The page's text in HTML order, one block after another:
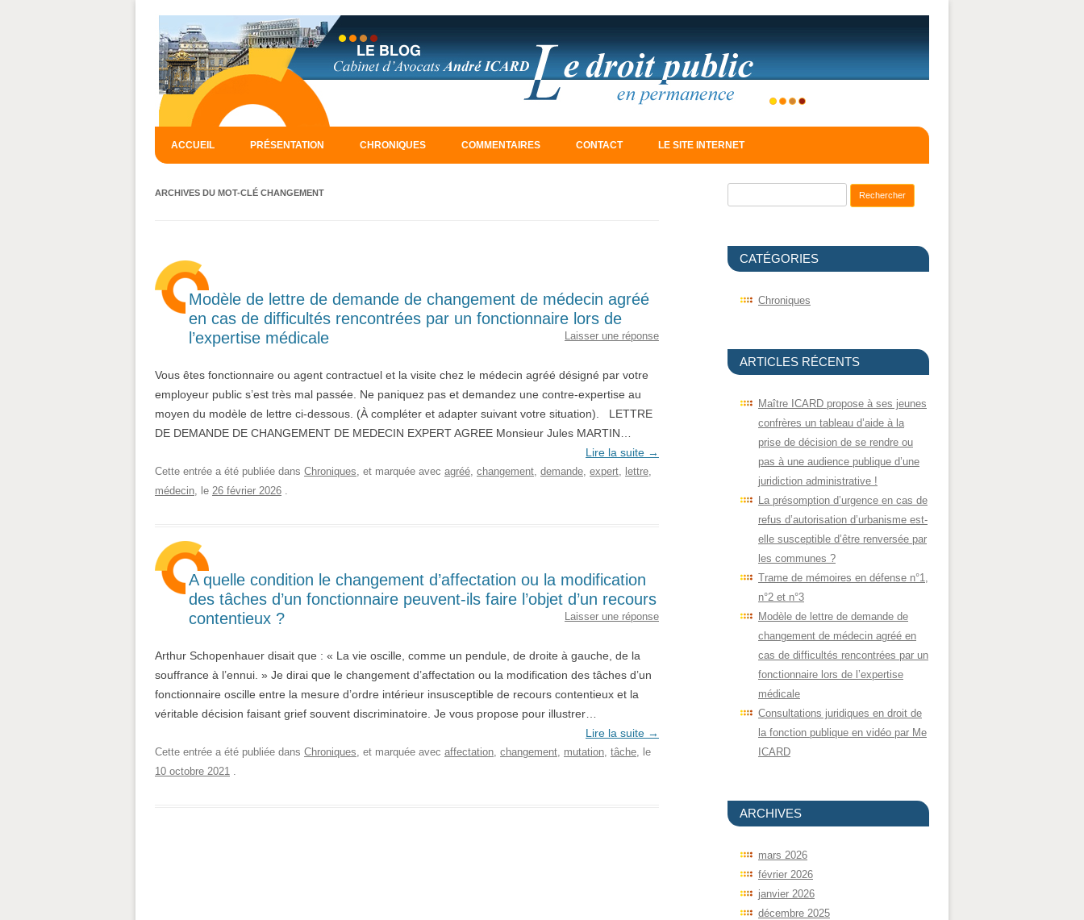
ACCUEIL PRÉSENTATION CHRONIQUES COMMENTAIRES CONTACT LE SITE INTERNET
ARCHIVES DU MOT-CLÉ CHANGEMENT
Modèle de lettre de demande de changement de médecin agréé
en cas de difficultés rencontrées par un fonctionnaire lors de
l’expertise médicale
Laisser une réponse
Vous êtes fonctionnaire ou agent contractuel et la visite chez le médecin agréé désigné par votre
employeur public s’est très mal passée. Ne paniquez pas et demandez une contre-expertise au
moyen du modèle de lettre ci-dessous. (À compléter et adapter suivant votre situation). LETTRE
DE DEMANDE DE CHANGEMENT DE MEDECIN EXPERT AGREE Monsieur Jules MARTIN…
Lire la suite →
Cette entrée a été publiée dans Chroniques, et marquée avec agréé, changement, demande, expert, lettre,
médecin, le 26 février 2026 .
A quelle condition le changement d’affectation ou la modification
des tâches d’un fonctionnaire peuvent-ils faire l’objet d’un recours
contentieux ?
Laisser une réponse
Arthur Schopenhauer disait que : « La vie oscille, comme un pendule, de droite à gauche, de la
souffrance à l’ennui. » Je dirai que le changement d’affectation ou la modification des tâches d’un
fonctionnaire oscille entre la mesure d’ordre intérieur insusceptible de recours contentieux et la
véritable décision faisant grief souvent discriminatoire. Je vous propose pour illustrer…
Lire la suite →
Cette entrée a été publiée dans Chroniques, et marquée avec affectation, changement, mutation, tâche, le
10 octobre 2021 .
CATÉGORIES
Chroniques
ARTICLES RÉCENTS
Maître ICARD propose à ses jeunes
confrères un tableau d’aide à la
prise de décision de se rendre ou
pas à une audience publique d’une
juridiction administrative !
La présomption d’urgence en cas de
refus d’autorisation d’urbanisme est-
elle susceptible d’être renversée par
les communes ?
Trame de mémoires en défense n°1,
n°2 et n°3
Modèle de lettre de demande de
changement de médecin agréé en
cas de difficultés rencontrées par un
fonctionnaire lors de l’expertise
médicale
Consultations juridiques en droit de
la fonction publique en vidéo par Me
ICARD
ARCHIVES
mars 2026
février 2026
janvier 2026
décembre 2025